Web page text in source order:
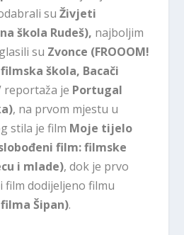
su Živjeti
škola Rudeš), najboljim
su Zvonce (FROOOM!
škola, Bacači
reportaža je Portugal
, na prvom mjestu u
stila je film Moje tijelo
film: filmske
i mlade), dok je prvo
film dodijeljeno filmu
Šipan).